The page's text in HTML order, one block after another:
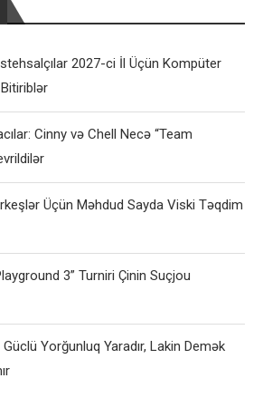
2027-ci İl Üçün Kompüter
Bitiriblər
Cinny və Chell Necə “Team
Üçün Məhdud Sayda Viski Təqdim
3” Turniri Çinin Suçjou
Yorğunluq Yaradır, Lakin Demək